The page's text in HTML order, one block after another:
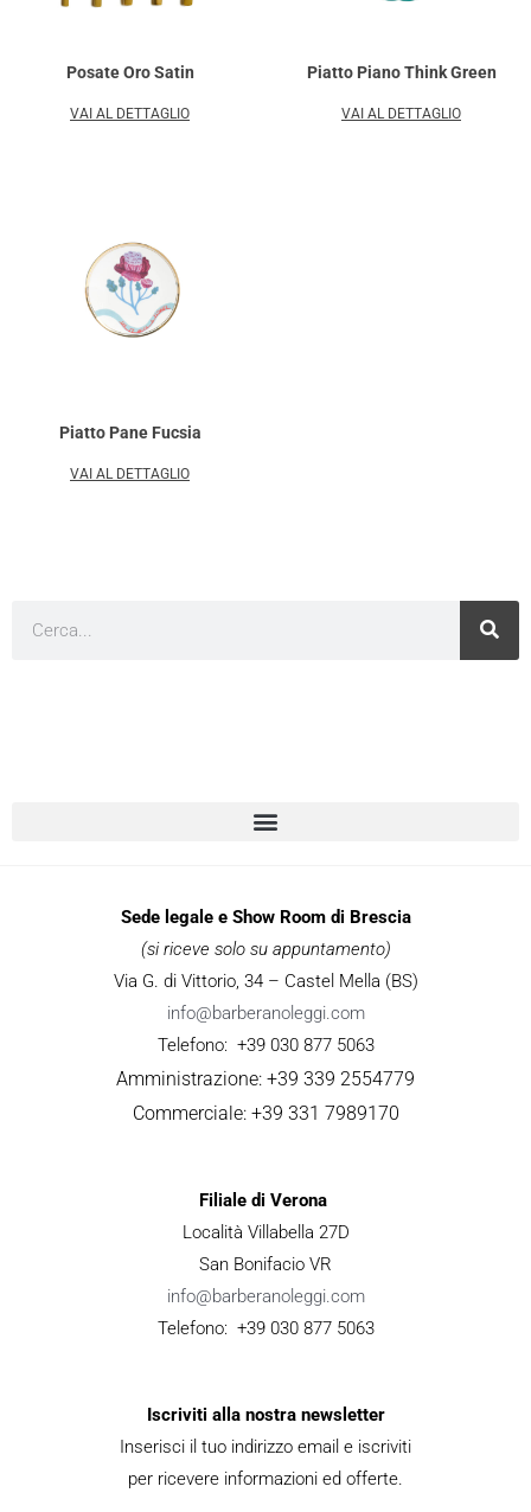
Posate Oro Satin
VAI AL DETTAGLIO
Piatto Piano Think Green
VAI AL DETTAGLIO
Piatto Pane Fucsia
VAI AL DETTAGLIO
Sede legale e Show Room di Brescia
(si riceve solo su appuntamento)
Via G. di Vittorio, 34 – Castel Mella (BS)
info@barberanoleggi.com
Telefono: +39 030 877 5063
Amministrazione: +39 339 2554779
Commerciale: +39 331 7989170
Filiale di Verona
Località Villabella 27D
San Bonifacio VR
info@barberanoleggi.com
Telefono: +39 030 877 5063
Iscriviti alla nostra newsletter
Inserisci il tuo indirizzo email e iscriviti
per ricevere informazioni ed offerte.